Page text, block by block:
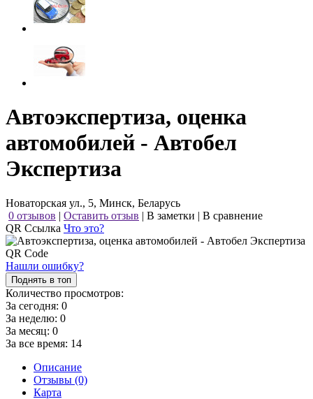
Автоэкспертиза, оценка
автомобилей - Автобел
Экспертиза
Новаторская ул., 5, Минск, Беларусь
0 отзывов | Оставить отзыв | В заметки | В сравнение
QR Ссылка Что это?
Нашли ошибку?
Поднять в топ
Количество просмотров:
За сегодня: 0
За неделю: 0
За месяц: 0
За все время: 14
Описание
Отзывы (0)
Карта